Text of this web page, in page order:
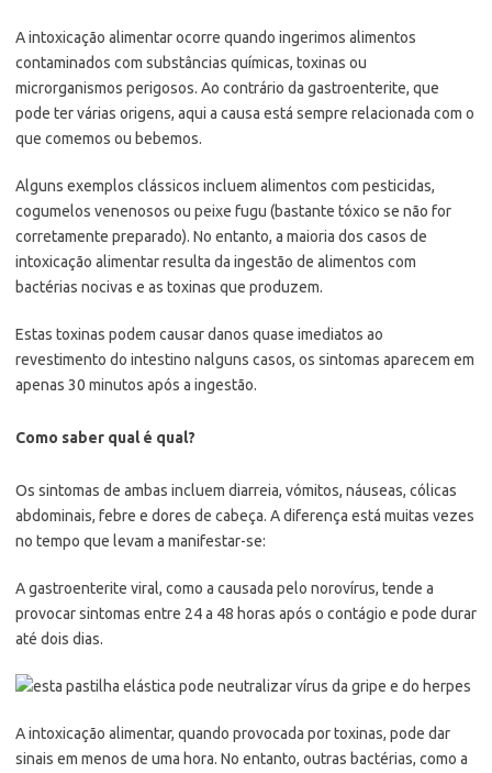
A intoxicação alimentar ocorre quando ingerimos alimentos
contaminados com substâncias químicas, toxinas ou
microrganismos perigosos. Ao contrário da gastroenterite, que
pode ter várias origens, aqui a causa está sempre relacionada com o
que comemos ou bebemos.
Alguns exemplos clássicos incluem alimentos com pesticidas,
cogumelos venenosos ou peixe fugu (bastante tóxico se não for
corretamente preparado). No entanto, a maioria dos casos de
intoxicação alimentar resulta da ingestão de alimentos com
bactérias nocivas e as toxinas que produzem.
Estas toxinas podem causar danos quase imediatos ao
revestimento do intestino nalguns casos, os sintomas aparecem em
apenas 30 minutos após a ingestão.
Como saber qual é qual?
Os sintomas de ambas incluem diarreia, vómitos, náuseas, cólicas
abdominais, febre e dores de cabeça. A diferença está muitas vezes
no tempo que levam a manifestar-se:
A gastroenterite viral, como a causada pelo norovírus, tende a
provocar sintomas entre 24 a 48 horas após o contágio e pode durar
até dois dias.
A intoxicação alimentar, quando provocada por toxinas, pode dar
sinais em menos de uma hora. No entanto, outras bactérias, como a